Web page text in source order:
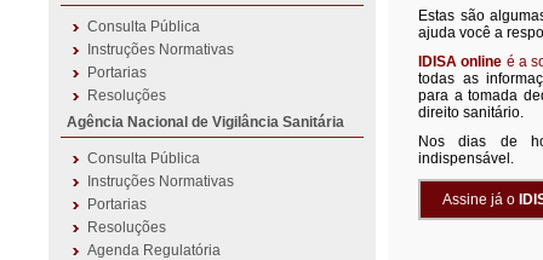
Consulta Pública
Instruções Normativas
Portarias
Resoluções
Agência Nacional de Vigilância Sanitária
Consulta Pública
Instruções Normativas
Portarias
Resoluções
Agenda Regulatória
Estas são
ajuda você a
IDISA online é a
todas as
para a tomada
direito sanitário.
Nos dias de
indispensável.
Assine já o